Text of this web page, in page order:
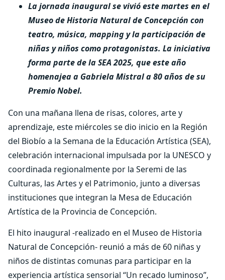
La jornada inaugural se vivió este martes en el
Museo de Historia Natural de Concepción con
teatro, música, mapping y la participación de
niñas y niños como protagonistas. La iniciativa
forma parte de la SEA 2025, que este año
homenajea a Gabriela Mistral a 80 años de su
Premio Nobel.
Con una mañana llena de risas, colores, arte y
aprendizaje, este miércoles se dio inicio en la Región
del Biobío a la Semana de la Educación Artística (SEA),
celebración internacional impulsada por la UNESCO y
coordinada regionalmente por la Seremi de las
Culturas, las Artes y el Patrimonio, junto a diversas
instituciones que integran la Mesa de Educación
Artística de la Provincia de Concepción.
El hito inaugural -realizado en el Museo de Historia
Natural de Concepción‑ reunió a más de 60 niñas y
niños de distintas comunas para participar en la
experiencia artística sensorial “Un recado luminoso”,